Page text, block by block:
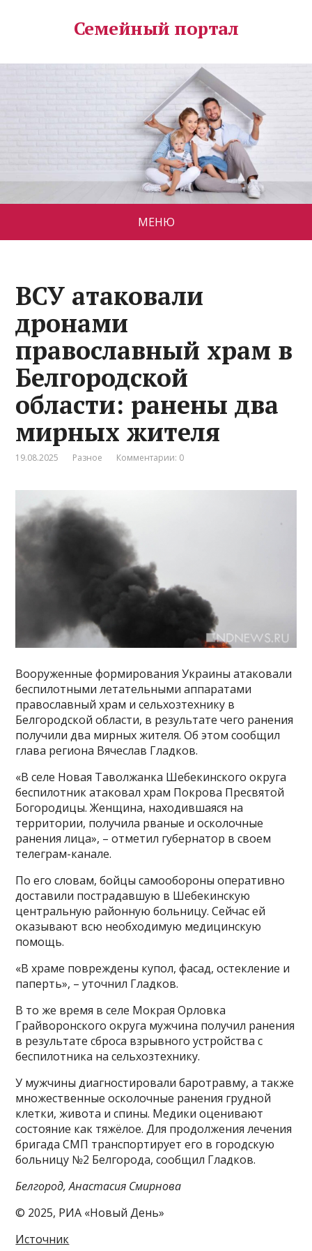
Семейный портал
МЕНЮ
ВСУ атаковали
дронами
православный храм в
Белгородской
области: ранены два
мирных жителя
19.08.2025 Разное Комментарии: 0
Вооруженные формирования Украины атаковали
беспилотными летательными аппаратами
православный храм и сельхозтехнику в
Белгородской области, в результате чего ранения
получили два мирных жителя. Об этом сообщил
глава региона Вячеслав Гладков.
«В селе Новая Таволжанка Шебекинского округа
беспилотник атаковал храм Покрова Пресвятой
Богородицы. Женщина, находившаяся на
территории, получила рваные и осколочные
ранения лица», – отметил губернатор в своем
телеграм-канале.
По его словам, бойцы самообороны оперативно
доставили пострадавшую в Шебекинскую
центральную районную больницу. Сейчас ей
оказывают всю необходимую медицинскую
помощь.
«В храме повреждены купол, фасад, остекление и
паперть», – уточнил Гладков.
В то же время в селе Мокрая Орловка
Грайворонского округа мужчина получил ранения
в результате сброса взрывного устройства с
беспилотника на сельхозтехнику.
У мужчины диагностировали баротравму, а также
множественные осколочные ранения грудной
клетки, живота и спины. Медики оценивают
состояние как тяжёлое. Для продолжения лечения
бригада СМП транспортирует его в городскую
больницу №2 Белгорода, сообщил Гладков.
Белгород, Анастасия Смирнова
© 2025, РИА «Новый День»
Источник